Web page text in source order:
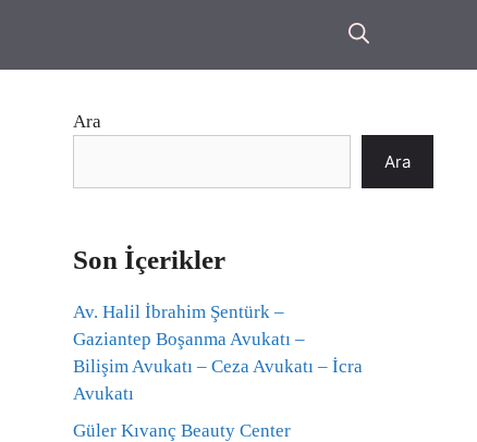
Ara
Ara
Son İçerikler
Av. Halil İbrahim Şentürk –
Gaziantep Boşanma Avukatı –
Bilişim Avukatı – Ceza Avukatı – İcra
Avukatı
Güler Kıvanç Beauty Center